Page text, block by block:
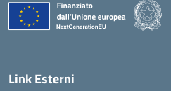
Link Esterni